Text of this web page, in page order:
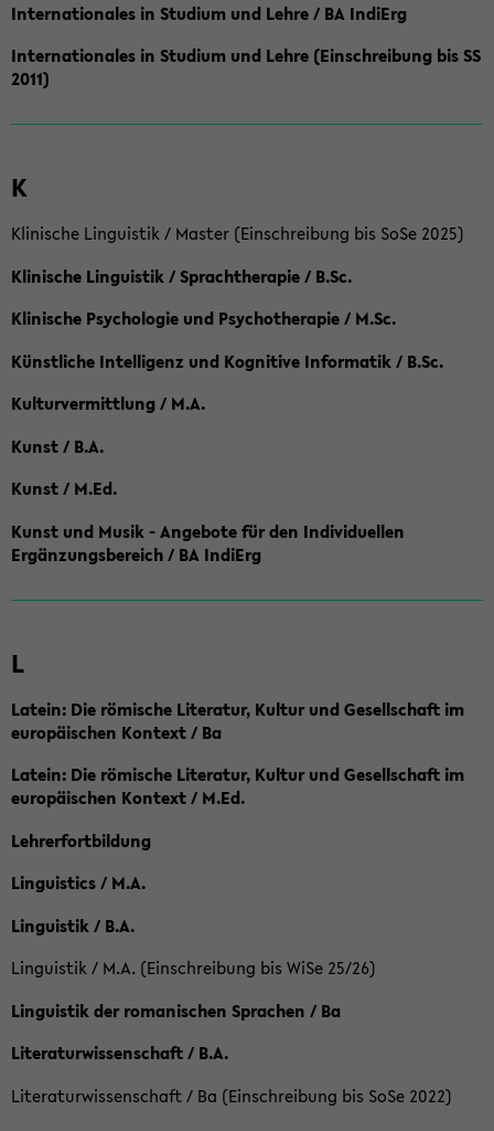
Internationales in Studium und Lehre / BA IndiErg
Internationales in Studium und Lehre (Einschreibung bis SS
2011)
K
Klinische Linguistik / Master (Einschreibung bis SoSe 2025)
Klinische Linguistik / Sprachtherapie / B.Sc.
Klinische Psychologie und Psychotherapie / M.Sc.
Künstliche Intelligenz und Kognitive Informatik / B.Sc.
Kulturvermittlung / M.A.
Kunst / B.A.
Kunst / M.Ed.
Kunst und Musik - Angebote für den Individuellen
Ergänzungsbereich / BA IndiErg
L
Latein: Die römische Literatur, Kultur und Gesellschaft im
europäischen Kontext / Ba
Latein: Die römische Literatur, Kultur und Gesellschaft im
europäischen Kontext / M.Ed.
Lehrerfortbildung
Linguistics / M.A.
Linguistik / B.A.
Linguistik / M.A. (Einschreibung bis WiSe 25/26)
Linguistik der romanischen Sprachen / Ba
Literaturwissenschaft / B.A.
Literaturwissenschaft / Ba (Einschreibung bis SoSe 2022)